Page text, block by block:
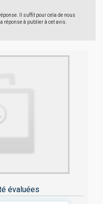
Il suffit pour cela de nous
réponse à publier à cet avis.
évaluées